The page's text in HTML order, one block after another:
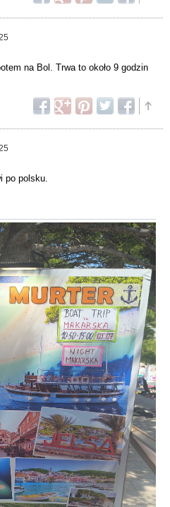
na Bol. Trwa to około 9 godzin
po polsku.